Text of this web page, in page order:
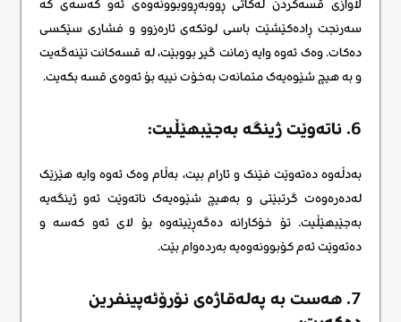
لاوازی قسەکردن لەکاتی ڕووبەڕووبوونەوەی ئەو کەسەی کە
سەرنجت ڕادەکێشێت باسی لوتکەی ئارەزوو و فشاری سێکسی
دەکات. وەک ئەوە وایە زمانت گیر بووبێت، لە قسەکانت تێنەگەیت
و بە هیچ شێوەیەک متمانەت بەخۆت نییە بۆ ئەوەی قسە بکەیت.
6. ناتەوێت ژینگە بەجێبهێڵیت:
بەدڵەوە دەتەوێت فێنک و ئارام بیت، بەڵام وەک ئەوە وایە هێزێک
لەدەرەوەت گرتبێتی و بەهیچ شێوەیەک ناتەوێت ئەو ژینگەیە
بەجێبهێڵیت. تۆ خۆکارانە دەگەڕێیتەوە بۆ لای ئەو کەسە و
دەتەوێت ئەم کۆبوونەوەیە بەردەوام بێت.
7. هەست بە پەلەقاژەی نۆرۆئەپینفرین